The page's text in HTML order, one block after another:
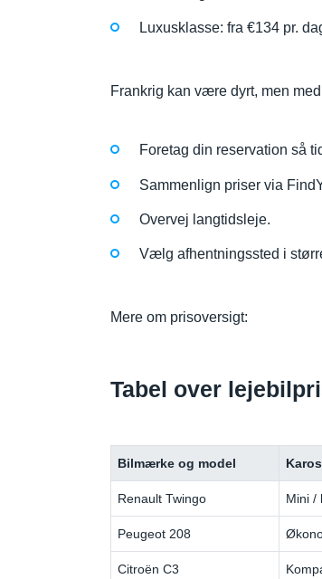
Luxusklasse: fra €134 pr.
Frankrig kan være dyrt, men
Foretag din reservation så
Sammenlign priser via
Overvej langtidsleje.
Vælg afhentningssted i
Mere om prisoversigt:
Tabel over
Bilmærke og model
Renault Twingo Mini /
Peugeot 208
Citroën C3